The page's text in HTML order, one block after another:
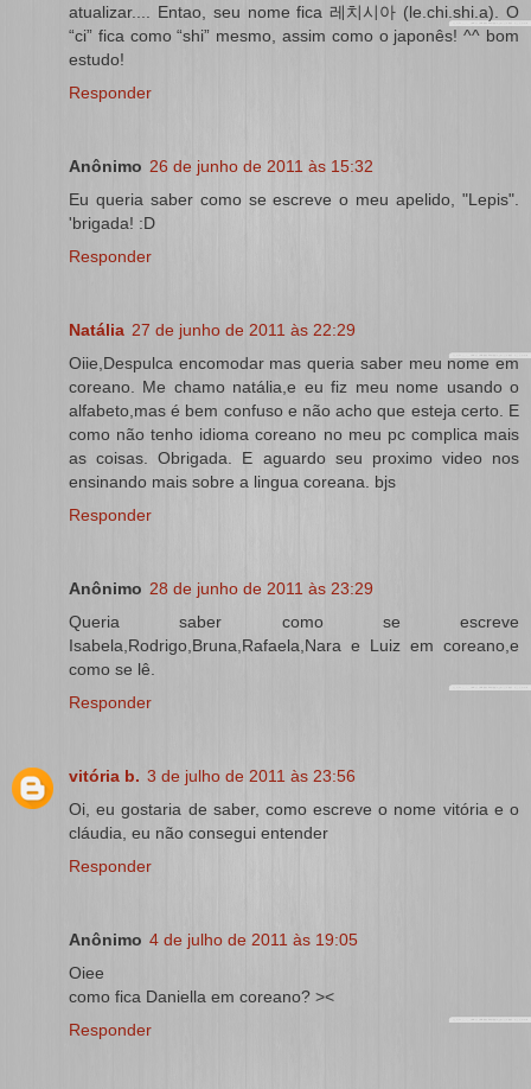
atualizar.... Entao, seu nome fica 레치시아 (le.chi.shi.a). O
“ci” fica como “shi” mesmo, assim como o japonês! ^^ bom
estudo!
Responder
Anônimo 26 de junho de 2011 às 15:32
Eu queria saber como se escreve o meu apelido, "Lepis".
'brigada! :D
Responder
Natália 27 de junho de 2011 às 22:29
Oiie,Despulca encomodar mas queria saber meu nome em
coreano. Me chamo natália,e eu fiz meu nome usando o
alfabeto,mas é bem confuso e não acho que esteja certo. E
como não tenho idioma coreano no meu pc complica mais
as coisas. Obrigada. E aguardo seu proximo video nos
ensinando mais sobre a lingua coreana. bjs
Responder
Anônimo 28 de junho de 2011 às 23:29
Queria saber como se escreve
Isabela,Rodrigo,Bruna,Rafaela,Nara e Luiz em coreano,e
como se lê.
Responder
vitória b. 3 de julho de 2011 às 23:56
Oi, eu gostaria de saber, como escreve o nome vitória e o
cláudia, eu não consegui entender
Responder
Anônimo 4 de julho de 2011 às 19:05
Oiee
como fica Daniella em coreano? ><
Responder